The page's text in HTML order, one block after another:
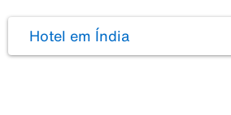
Hotel em Índia